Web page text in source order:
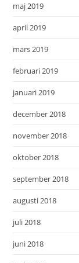
maj 2019
april 2019
mars 2019
februari 2019
januari 2019
december 2018
november 2018
oktober 2018
september 2018
augusti 2018
juli 2018
juni 2018